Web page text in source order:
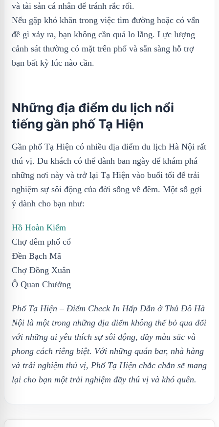
và tài sản cá nhân để tránh rắc rối.
Nếu gặp khó khăn trong việc tìm đường hoặc có vấn
đề gì xảy ra, bạn không cần quá lo lắng. Lực lượng
cảnh sát thường có mặt trên phố và sẵn sàng hỗ trợ
bạn bất kỳ lúc nào cần.
Những địa điểm du lịch nổi
tiếng gần phố Tạ Hiện
Gần phố Tạ Hiện có nhiều địa điểm du lịch Hà Nội rất
thú vị. Du khách có thể dành ban ngày để khám phá
những nơi này và trở lại Tạ Hiện vào buổi tối để trải
nghiệm sự sôi động của đời sống về đêm. Một số gợi
ý dành cho bạn như:
Hồ Hoàn Kiếm
Chợ đêm phố cổ
Đền Bạch Mã
Chợ Đồng Xuân
Ô Quan Chưởng
Phố Tạ Hiện – Điểm Check In Hấp Dẫn ở Thủ Đô Hà
Nội là một trong những địa điểm không thể bỏ qua đối
với những ai yêu thích sự sôi động, đầy màu sắc và
phong cách riêng biệt. Với những quán bar, nhà hàng
và trải nghiệm thú vị, Phố Tạ Hiện chắc chắn sẽ mang
lại cho bạn một trải nghiệm đầy thú vị và khó quên.